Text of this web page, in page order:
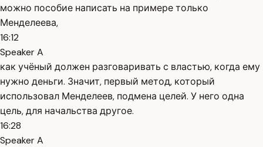
можно пособие написать на примере только
Менделеева,
16:12
Speaker A
как учёный должен разговаривать с властью, когда ему
нужно деньги. Значит, первый метод, который
использовал Менделеев, подмена целей. У него одна
цель, для начальства другое.
16:28
Speaker A